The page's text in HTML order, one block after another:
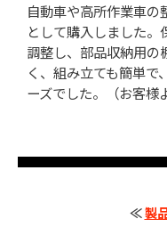
自動車や高所作業車の
として購入しました
調整し、部品収納用の
く、組み立ても簡単で
ーズでした。（お客様
≪製